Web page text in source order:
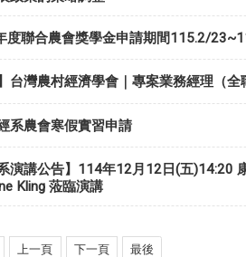
度聯合農會獎學金申請期間115.2/
台灣農村經濟學會｜專案業務經理（全
系農會寒假實習申請
系演講公告】114年12月12日(五)14:20
Kling 蒞臨演講
上一頁 下一頁 最後